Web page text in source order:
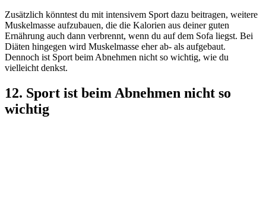
Zusätzlich könntest du mit intensivem Sport dazu beitragen, weitere
Muskelmasse aufzubauen, die die Kalorien aus deiner guten
Ernährung auch dann verbrennt, wenn du auf dem Sofa liegst. Bei
Diäten hingegen wird Muskelmasse eher ab- als aufgebaut.
Dennoch ist Sport beim Abnehmen nicht so wichtig, wie du
vielleicht denkst.
12. Sport ist beim Abnehmen nicht so
wichtig